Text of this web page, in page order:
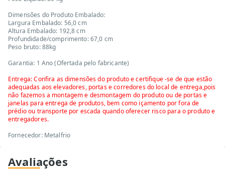
Dimensões do Produto Embalado:
Largura Embalado: 56,0 cm
Altura Embalado: 192,8 cm
Profundidade/comprimento: 67,0 cm
Peso bruto: 88kg
Garantia: 1 Ano (Ofertada pelo fabricante)
Entrega: Confira as dimensões do produto e certifique -se de que estão
adequadas aos elevadores, portas e corredores do local de entrega,pois
não fazemos a montagem e desmontagem do produto ou de portas e
janelas para entrega de produtos, bem como içamento por fora de
prédio ou transporte por escada quando oferecer risco para o produto e
entregadores.
Fornecedor: Metalfrio
Avaliações